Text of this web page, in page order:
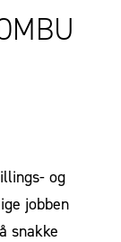
og
jobben
snakke